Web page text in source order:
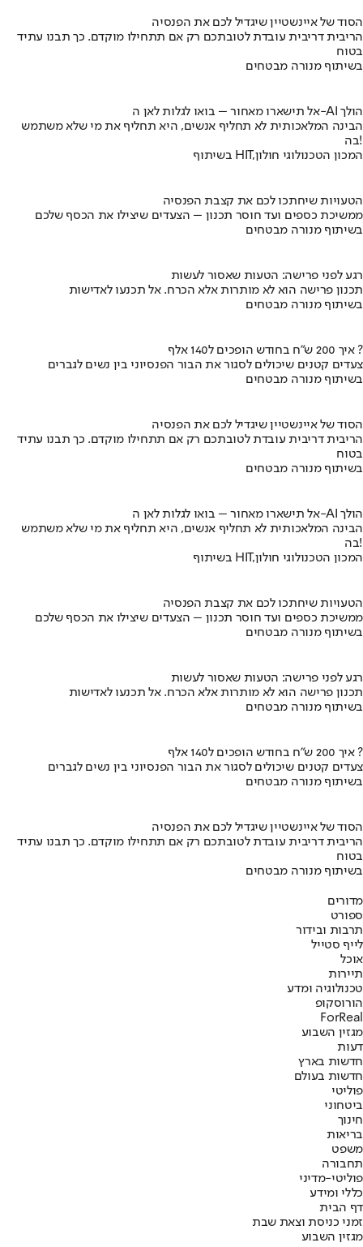
הסוד של איינשטיין שיגדיל לכם את הפנסיה
הריבית דריבית עובדת לטובתכם רק אם תתחילו מוקדם. כך תבנו עתיד
בטוח
בשיתוף מנורה מבטחים
אל תישארו מאחור – בואו לגלות לאן ה-AI הולך
הבינה המלאכותית לא תחליף אנשים, היא תחליף את מי שלא משתמש
בה!
בשיתוף HIT,המכון הטכנולוגי חולון
הטעויות שיחתכו לכם את קצבת הפנסיה
ממשיכת כספים ועד חוסר תכנון – הצעדים שיצילו את הכסף שלכם
בשיתוף מנורה מבטחים
רגע לפני פרישה: הטעות שאסור לעשות
תכנון פרישה הוא לא מותרות אלא הכרח. אל תכנעו לאדישות
בשיתוף מנורה מבטחים
איך 200 ש"ח בחודש הופכים ל140 אלף ?
צעדים קטנים שיכולים לסגור את הבור הפנסיוני בין נשים לגברים
בשיתוף מנורה מבטחים
הסוד של איינשטיין שיגדיל לכם את הפנסיה
הריבית דריבית עובדת לטובתכם רק אם תתחילו מוקדם. כך תבנו עתיד
בטוח
בשיתוף מנורה מבטחים
אל תישארו מאחור – בואו לגלות לאן ה-AI הולך
הבינה המלאכותית לא תחליף אנשים, היא תחליף את מי שלא משתמש
בה!
בשיתוף HIT,המכון הטכנולוגי חולון
הטעויות שיחתכו לכם את קצבת הפנסיה
ממשיכת כספים ועד חוסר תכנון – הצעדים שיצילו את הכסף שלכם
בשיתוף מנורה מבטחים
רגע לפני פרישה: הטעות שאסור לעשות
תכנון פרישה הוא לא מותרות אלא הכרח. אל תכנעו לאדישות
בשיתוף מנורה מבטחים
איך 200 ש"ח בחודש הופכים ל140 אלף ?
צעדים קטנים שיכולים לסגור את הבור הפנסיוני בין נשים לגברים
בשיתוף מנורה מבטחים
הסוד של איינשטיין שיגדיל לכם את הפנסיה
הריבית דריבית עובדת לטובתכם רק אם תתחילו מוקדם. כך תבנו עתיד
בטוח
בשיתוף מנורה מבטחים
מדורים
ספורט
תרבות ובידור
לייף סטייל
אוכל
תיירות
טכנולוגיה ומדע
הורוסקופ
ForReal
מגזין השבוע
דעות
חדשות בארץ
חדשות בעולם
פוליטי
ביטחוני
חינוך
בריאות
משפט
תחבורה
פוליטי-מדיני
כללי ומידע
דף הבית
זמני כניסת וצאת שבת
מגזין השבוע